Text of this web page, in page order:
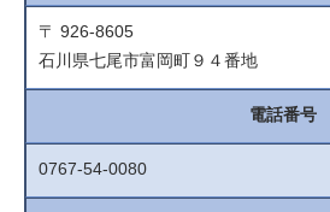
〒 926-8605
石川県七尾市富岡町９４番地
電話番号
0767-54-0080